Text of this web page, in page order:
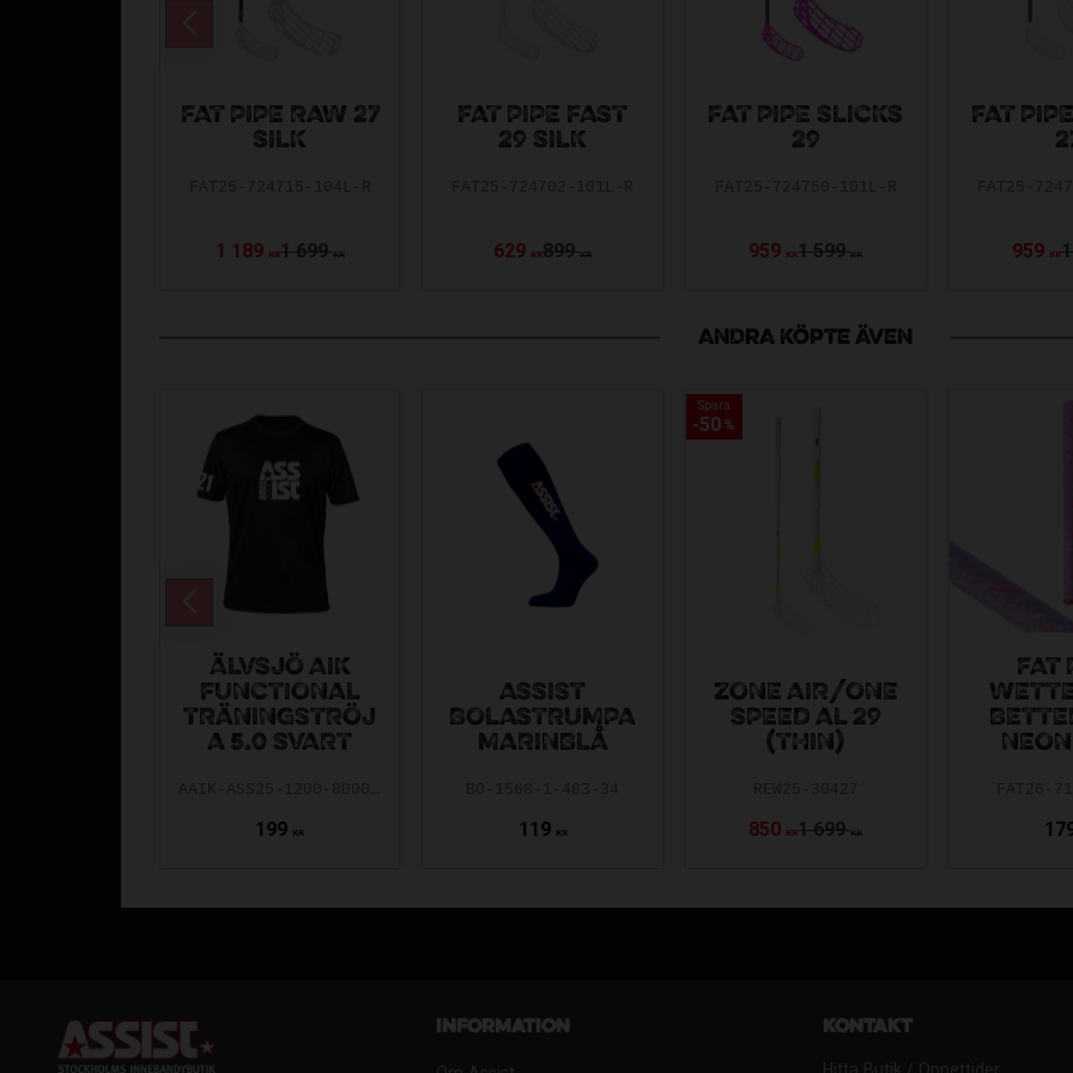
FAT PIPE RAW 27
SILK
1 189 KR1 699 KR
FAT PIPE FAST
29 SILK
629 KR899 KR
FAT PIPE SLICKS
29
959 KR1 599 KR
FAT
959 KR
ANDRA KÖPTE ÄVEN
ÄLVSJÖ AIK
FUNCTIONAL
TRÄNINGSTRÖJ
A 5.0 SVART
199 KR
ASSIST
BOLASTRUMPA
MARINBLÅ
119 KR
Spara
50 %
ZONE AIR/ONE
SPEED AL 29
(THIN)
850 KR1 699 KR
Spara
50 %
FAT
Information Kontakt
Hitta Butik / Öppettider